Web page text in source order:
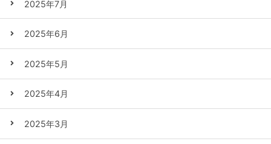
2025年7月
2025年6月
2025年5月
2025年4月
2025年3月